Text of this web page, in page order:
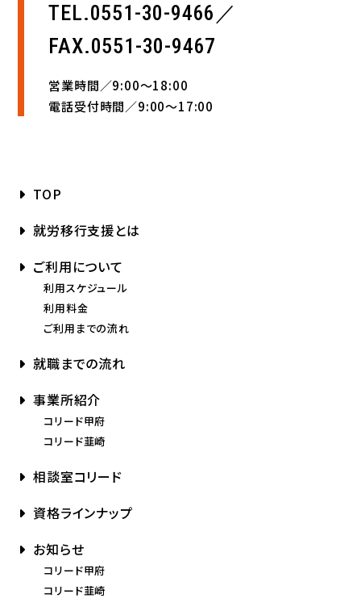
TEL.0551-30-9466／
FAX.0551-30-9467
営業時間／9:00〜18:00
電話受付時間／9:00〜17:00
TOP
就労移行支援とは
ご利用について
利用スケジュール
利用料金
ご利用までの流れ
就職までの流れ
事業所紹介
コリード甲府
コリード韮崎
相談室コリード
資格ラインナップ
お知らせ
コリード甲府
コリード韮崎